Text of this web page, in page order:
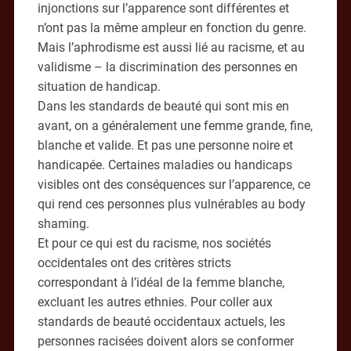
injonctions sur l’apparence sont différentes et
n’ont pas la même ampleur en fonction du genre.
Mais l’aphrodisme est aussi lié au racisme, et au
validisme – la discrimination des personnes en
situation de handicap.
Dans les standards de beauté qui sont mis en
avant, on a généralement une femme grande, fine,
blanche et valide. Et pas une personne noire et
handicapée. Certaines maladies ou handicaps
visibles ont des conséquences sur l’apparence, ce
qui rend ces personnes plus vulnérables au body
shaming.
Et pour ce qui est du racisme, nos sociétés
occidentales ont des critères stricts
correspondant à l’idéal de la femme blanche,
excluant les autres ethnies. Pour coller aux
standards de beauté occidentaux actuels, les
personnes racisées doivent alors se conformer